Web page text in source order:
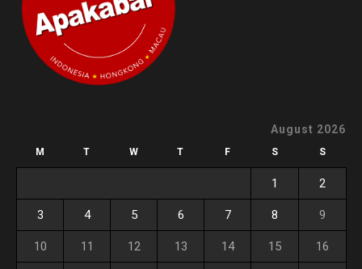
August 2026
M T W T F S S
1 2
3 4 5 6 7 8 9
10 11 12 13 14 15 16